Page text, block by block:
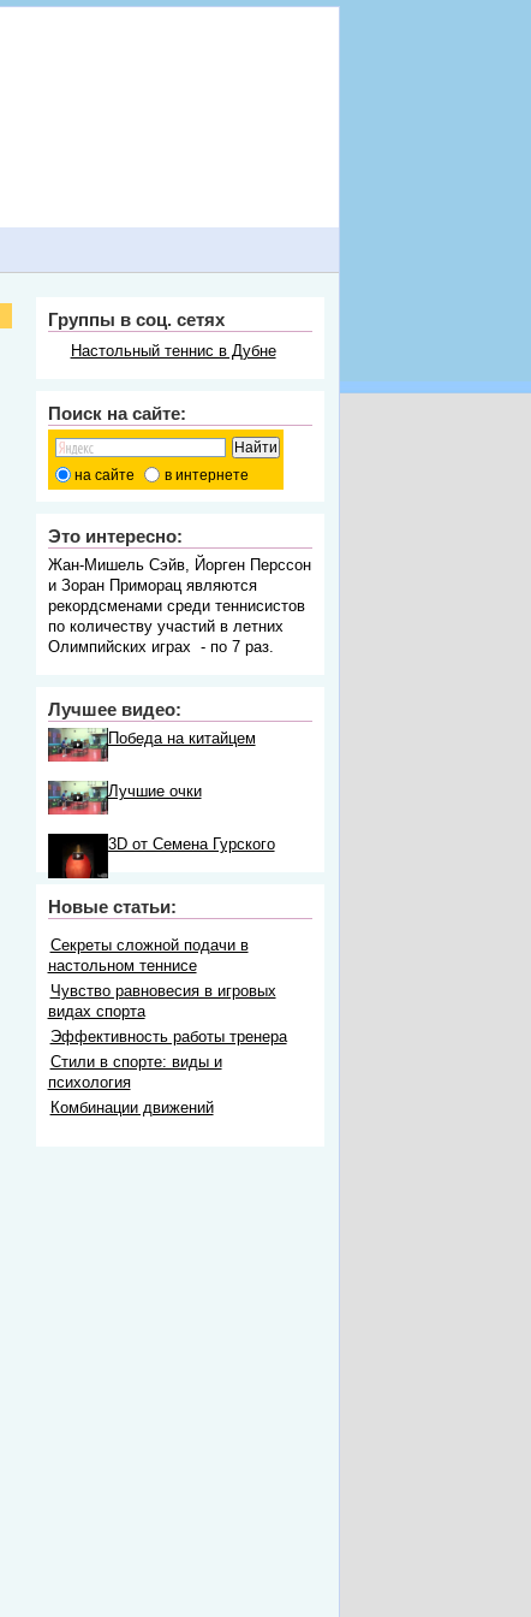
Группы в соц. сетях
Настольный теннис в Дубне
Поиск на сайте:
на сайте в интернете
Это интересно:
Жан-Мишель Сэйв, Йорген Перссон
и Зоран Приморац являются
рекордсменами среди теннисистов
по количеству участий в летних
Олимпийских играх - по 7 раз.
Лучшее видео:
Победа на китайцем
Лучшие очки
3D от Семена Гурского
Новые статьи:
Секреты сложной подачи в
настольном теннисе
Чувство равновесия в игровых
видах спорта
Эффективность работы тренера
Стили в спорте: виды и
психология
Комбинации движений